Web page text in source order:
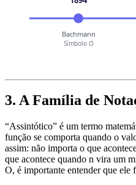
3. A Família de
“Assintótico” é um termo
função se comporta quando o
assim: não importa o que
que acontece quando n vira um
O, é importante entender que ele